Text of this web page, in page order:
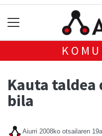
Kauta
bila
Aiurri 2008ko otsailaren 19a